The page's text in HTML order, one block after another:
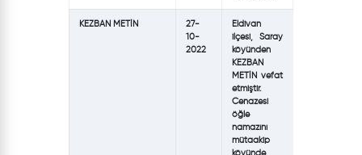
KEZBAN METİN
27-
10-
2022
Eldivan
ilçesi, Saray
köyünden
KEZBAN
METİN vefat
etmiştir.
Cenazesi
öğle
namazını
mütaakip
köyünde